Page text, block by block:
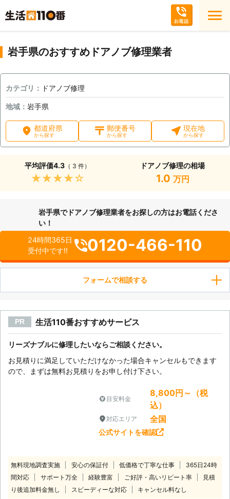
岩手県のおすすめドアノブ修理業者
カテゴリ： ドアノブ修理
地域： 岩手県
都道府県
から探す
郵便番号
から探す
現在地
から探す
平均評価4.3 （ 3 件）
★★★★★
ドアノブ修理の相場
1.0 万円
岩手県でドアノブ修理業者をお探しの方はお電話くださ
い！
24時間365日
受付中です!!
0120-466-110
フォームで相談する
PR 生活110番おすすめサービス
リーズナブルに修理したいならご相談ください。
お見積りに満足していただけなかった場合キャンセルもできます
ので、まずは無料お見積りをお申し付け下さい。
目安料金
8,800円～（税
込）
対応エリア 全国
公式サイトを確認
無料現地調査実施 安心の保証付 低価格で丁寧な仕事
365日24時
間対応
サポート万全 経験豊富 ご好評・高いリピート率
見積
り後追加料金無し
スピーディーな対応 キャンセル料なし